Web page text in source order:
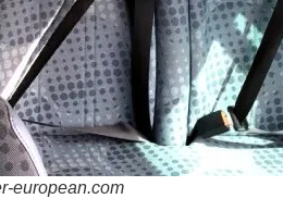
european.com